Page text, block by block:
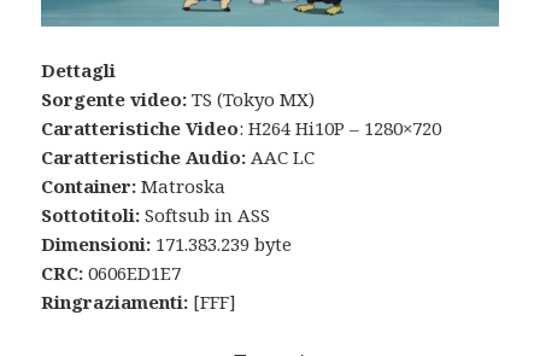
Dettagli
Sorgente video:TS (Tokyo MX)
Caratteristiche Video: H264 Hi10P – 1280×720
Caratteristiche Audio: AAC LC
Container: Matroska
Sottotitoli: Softsub in ASS
Dimensioni: 171.383.239 byte
CRC: 0606ED1E7
Ringraziamenti: [FFF]